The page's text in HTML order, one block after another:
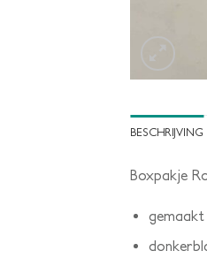
BESCHRIJVING
Boxpakje
gemaakt